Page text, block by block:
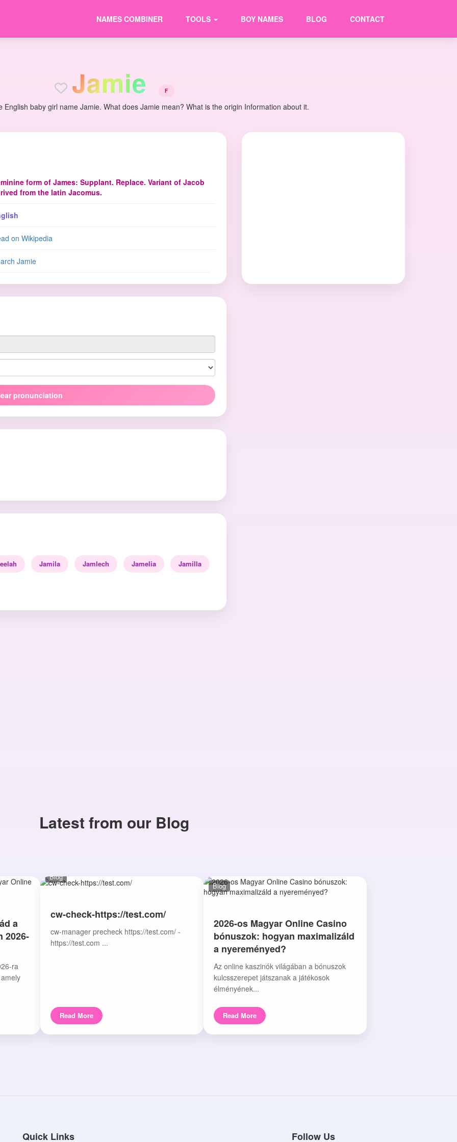
NAMES COMBINER TOOLS BOY NAMES BLOG CONTACT
Jamie F
English baby girl name Jamie. What does Jamie mean? What is the origin Information about it.
form of James: Supplant. Replace. Variant of Jacob
from the latin Jacomus.
on Wikipedia
Jamie
pronunciation
Jamila Jamlech Jamelia Jamilla
Latest from our Blog
a
2026-
ra
Blog
cw-check-https://test.com/
cw-manager precheck https://test.com/ -
https://test.com ...
Read More
Blog
2026-os Magyar Online Casino
bónuszok: hogyan maximalizáld
a nyereményed?
Az online kaszinók világában a bónuszok
kulcsszerepet játszanak a játékosok
élményének...
Read More
Quick Links Follow Us